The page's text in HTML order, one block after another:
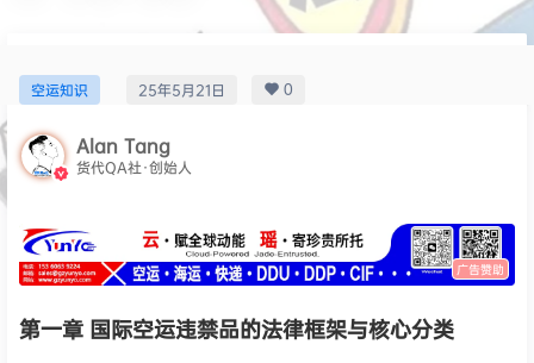
空运知识 25年5月21日 0
Alan Tang
货代QA社·创始人
广告赞助
第一章 国际空运违禁品的法律框架与核心分类